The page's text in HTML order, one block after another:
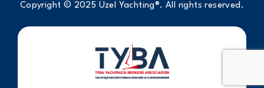
Copyright © 2025 Uzel Yachting®. All rights reserved.